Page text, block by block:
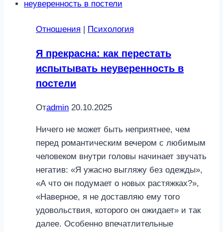
которых
не
себя
счастливыми
Отношения Психология
Я прекрасна: как перестать
испытывать неуверенность в
постели
Отadmin 20.10.2025
Ничего не может быть неприятнее, чем
перед романтическим вечером с любимым
человеком внутри головы начинает звучать
негатив: «Я ужасно выгляжу без одежды»,
«А что он подумает о новых растяжках?»,
«Наверное, я не доставляю ему того
удовольствия, которого он ожидает» и так
далее. Особенно впечатлительные